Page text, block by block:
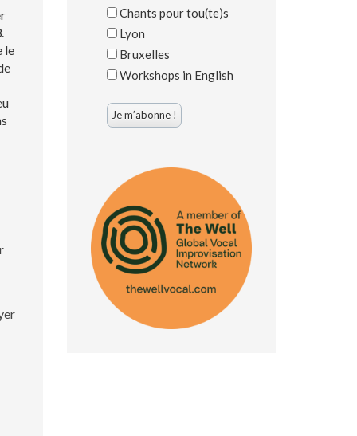
le
Chants pour tou(te)s
Lyon
Bruxelles
Workshops in English